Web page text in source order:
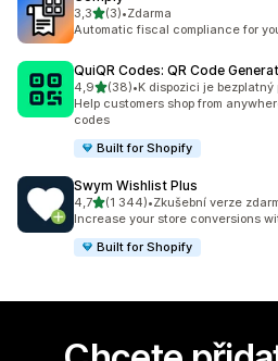
3,3z 5 hvězd
(3)
Celkový počet recenzí: 3
•Zdarma
Automatic fiscal compliance for
QuiQR Codes: QR Code
4,9z 5 hvězd
(38)
Celkový počet recenzí: 38
•K dispozici je bezplatný
Help customers shop from
codes
Built for Shopify
Swym Wishlist Plus
4,7z 5 hvězd
(1 344)
Celkový počet recenzí: 1344
•Zkušební verze
Increase your store conversions
Built for Shopify